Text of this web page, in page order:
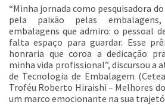
“Minha jornada como pesquisadora
pela paixão pelas
embalagens que admiro: o pessoal
falta espaço para guardar. Esse
honraria que coroa a dedicação
minha vida profissional”, discursou a
de Tecnologia de Embalagem
Troféu Roberto Hiraishi – Melhores
um marco emocionante na sua